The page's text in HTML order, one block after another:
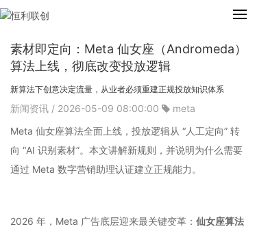
素材即定向：Meta 仙女座（Andromeda）
算法上线，彻底改变投放逻辑
新算法下创意决定流量，从业者必须重建正规投放知识体系
新闻资讯 / 2026-05-09 08:00:00
meta
Meta 仙女座算法全面上线，投放逻辑从 “人工定向” 转
向 “AI 识别素材”。本文讲解新规则，并说明为什么需要
通过 Meta 数字营销助理认证建立正规能力。
2026 年，Meta 广告底层迎来最关键变革： 仙女座算法